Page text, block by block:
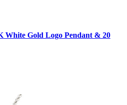
White Gold Logo Pendant & 20